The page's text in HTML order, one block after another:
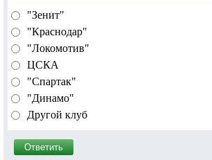
"Зенит"
"Краснодар"
"Локомотив"
ЦСКА
"Спартак"
"Динамо"
Другой клуб